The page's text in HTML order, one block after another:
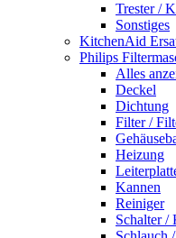
Trester /
Sonstiges
KitchenAid
Philips
Alles
Deckel
Dichtung
Filter /
Heizung
Kannen
Reiniger
Schalter /